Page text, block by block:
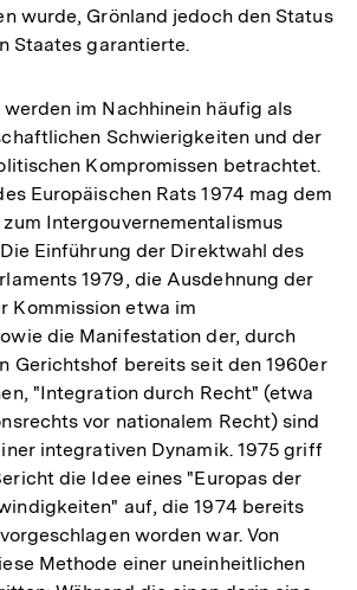
wurde, Grönland jedoch den Status
Staates garantierte.
werden im Nachhinein häufig als
Schwierigkeiten und der
Kompromissen betrachtet.
Europäischen Rats 1974 mag dem
Intergouvernementalismus
Einführung der Direktwahl des
1979, die Ausdehnung der
Kommission etwa im
die Manifestation der, durch
Gerichtshof bereits seit den 1960er
"Integration durch Recht" (etwa
vor nationalem Recht) sind
integrativen Dynamik. 1975 griff
die Idee eines "Europas der
auf, die 1974 bereits
worden war. Von
Methode einer uneinheitlichen